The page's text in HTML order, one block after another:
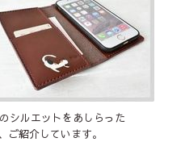
シルエットをあしらった
紹介しています。